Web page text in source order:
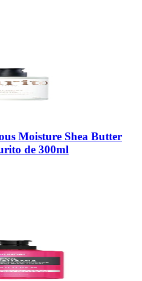
Moisture Shea Butter
de 300ml